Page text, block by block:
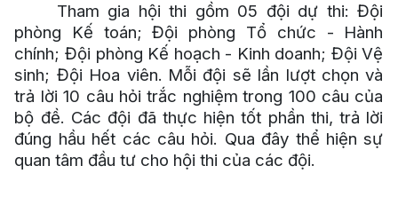
Tham gia hội thi gồm 05 đội dự thi:Đội
phòng Kế toán; Đội phòng Tổ chức - Hành
chính; Đội phòng Kế hoạch - Kinh doanh; Đội Vệ
sinh; Đội Hoa viên. Mỗi đội sẽ lần lượt chọn và
trả lời 10 câu hỏi trắc nghiệm trong 100 câu của
bộ đề. Các đội đã thực hiện tốt phần thi, trả lời
đúng hầu hết các câu hỏi. Qua đây thể hiện sự
quan tâm đầu tư cho hội thi của các đội.